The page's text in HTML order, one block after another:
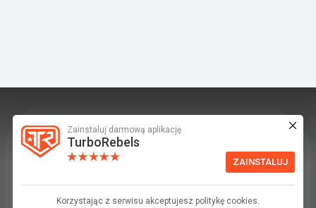
Zainstaluj darmową aplikację
TurboRebels
ZAINSTALUJ
Korzystając z serwisu akceptujesz politykę cookies.
TurboRebels to platforma społecznościowa i
aplikacja mobilna dla fanów motoryzacji.